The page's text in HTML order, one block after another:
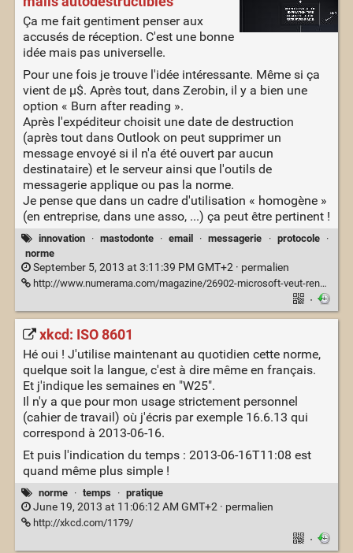
Ça me fait gentiment penser aux
accusés de réception. C'est une bonne
idée mais pas universelle.
Pour une fois je trouve l'idée intéressante. Même si ça
vient de µ$. Après tout, dans Zerobin, il y a bien une
option « Burn after reading ».
Après l'expéditeur choisit une date de destruction
(après tout dans Outlook on peut supprimer un
message envoyé si il n'a été ouvert par aucun
destinataire) et le serveur ainsi que l'outils de
messagerie applique ou pas la norme.
Je pense que dans un cadre d'utilisation « homogène »
(en entreprise, dans une asso, ...) ça peut être pertinent !
innovation · mastodonte · email · messagerie · protocole
·
norme
September 5, 2013 at 3:11:39 PM GMT+2 · permalien
http://www.numerama.com/magazine/26902-microsoft-veut-rendre-les-e-mails-autodestructibles.html
·
xkcd: ISO 8601
Hé oui ! J'utilise maintenant au quotidien cette norme,
quelque soit la langue, c'est à dire même en français.
Et j'indique les semaines en "W25".
Il n'y a que pour mon usage strictement personnel
(cahier de travail) où j'écris par exemple 16.6.13 qui
correspond à 2013-06-16.
Et puis l'indication du temps : 2013-06-16T11:08 est
quand même plus simple !
norme · temps · pratique
June 19, 2013 at 11:06:12 AM GMT+2 · permalien
http://xkcd.com/1179/
·